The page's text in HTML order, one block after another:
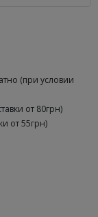
(при условии
от 80грн)
от 55грн)